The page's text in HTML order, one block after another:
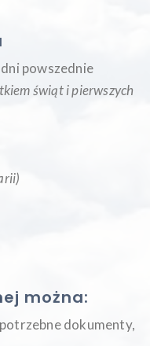
powszednie
świąt i pierwszych
można:
dokumenty,